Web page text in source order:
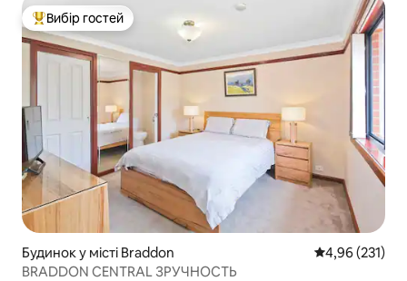
Топ вибір гостей
Вибір гостей
Будинок у місті Braddon Середня
4,96 (231)
BRADDON CENTRAL ЗРУЧНОСТЬ